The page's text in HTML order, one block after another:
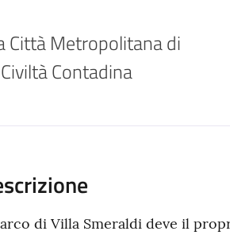
Città Metropolitana di
Contadina
di Villa Smeraldi deve il